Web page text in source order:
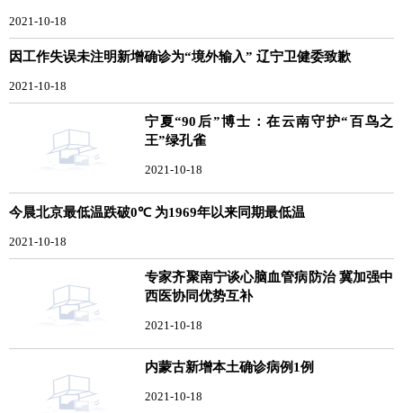
2021-10-18
因工作失误未注明新增确诊为“境外输入” 辽宁卫健委致歉
2021-10-18
宁夏“90后”博士：在云南守护“百鸟之
王”绿孔雀
2021-10-18
今晨北京最低温跌破0℃ 为1969年以来同期最低温
2021-10-18
专家齐聚南宁谈心脑血管病防治 冀加强中
西医协同优势互补
2021-10-18
内蒙古新增本土确诊病例1例
2021-10-18